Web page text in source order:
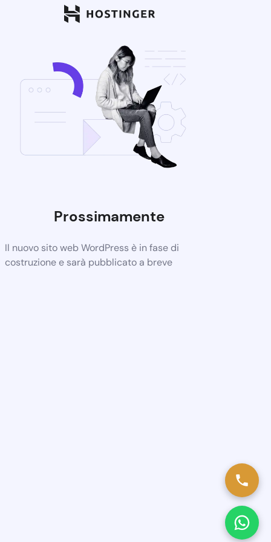
Prossimamente
Il nuovo sito web WordPress è in fase di
costruzione e sarà pubblicato a breve